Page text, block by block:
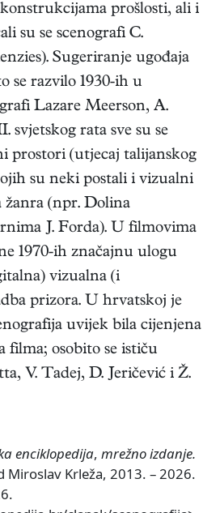
prošlosti, ali i
su se scenografi C.
Sugeriranje ugođaja
se razvilo 1930-ih u
Lazare Meerson, A.
svjetskog rata sve su se
prostori (utjecaj talijanskog
su neki postali i vizualni
žanra (npr. Dolina
J. Forda). U filmovima
1970-ih značajnu ulogu
vizualna (i
prizora. U hrvatskoj je
uvijek bila cijenjena
filma; osobito se ističu
V. Tadej, D. Jeričević i Ž.
enciklopedija, mrežno izdanje.
Miroslav Krleža, 2013. – 2026.